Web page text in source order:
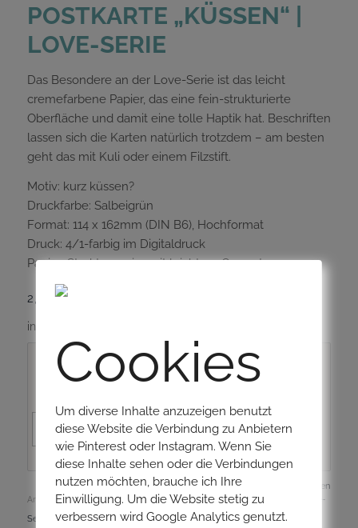
POSTKARTE „KÜSSEN“ |
LOVE-SERIE
Das Besondere an der Love-Serie ist das leicht
cremefarbene Papier, das eine fein-strukturierte
Oberfläche und damit eine tolle Haptik hat. Beschriften
lassen sich die Karten natürlich trotzdem – am besten
geht das mit Kuli oder einem Filzstift.
Motiv: kurz küssen?
Druckfarbe: Salbeigrün
Format: 114 x 162mm (DIN B6), Hochformat
Druck: 4/1-farbig im Digitaldruck
Papier: Strukturpapier mit leichtem Cremeton
2,50€
inkl. MwSt.
Kuvert
Zurücksetzen
In den Warenkorb
Artikelnummer: 002002 Kategorien:Geburtstag,Geschenke
Love-
Serie
Muttertag,Valentinstag
Cookies
Um diverse Inhalte anzuzeigen benutzt
diese Website die Verbindung zu Anbietern
wie Pinterest oder Instagram. Wenn Sie
diese Inhalte sehen oder die Verbindungen
nutzen möchten, brauche ich Ihre
Einwilligung. Um die Website stetig zu
verbessern wird Google Analytics genutzt.